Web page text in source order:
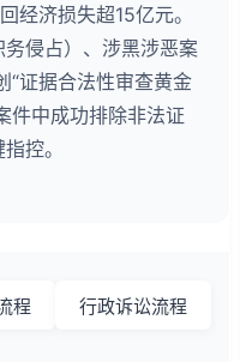
经济损失超15亿元。
侵占）、涉黑涉恶案
“证据合法性审查黄金
件中成功排除非法证
控。
程 行政诉讼流程